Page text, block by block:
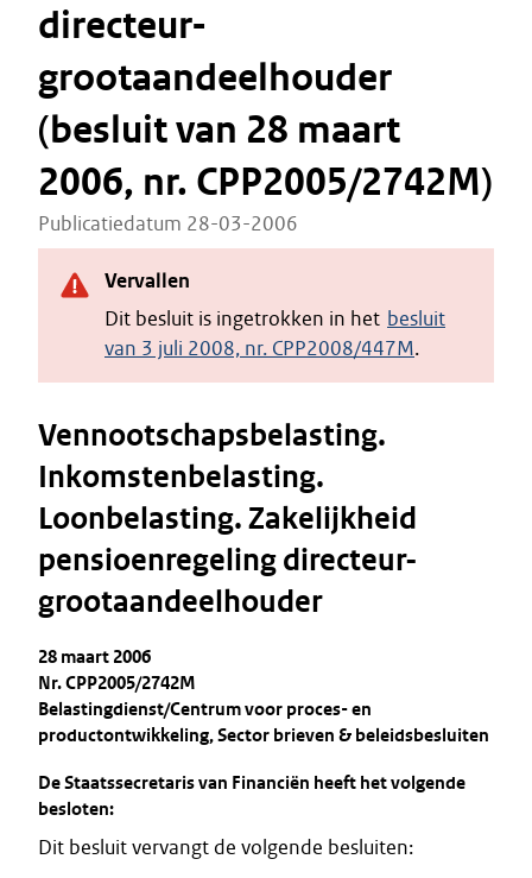
directeur-
grootaandeelhouder
(besluit van 28 maart
2006, nr. CPP2005/2742M)
Publicatiedatum 28-03-2006
Vervallen
Dit besluit is ingetrokken in het besluit
van 3 juli 2008, nr. CPP2008/447M.
Vennootschapsbelasting.
Inkomstenbelasting.
Loonbelasting. Zakelijkheid
pensioenregeling directeur-
grootaandeelhouder
28 maart 2006
Nr. CPP2005/2742M
Belastingdienst/Centrum voor proces- en
productontwikkeling, Sector brieven & beleidsbesluiten
De Staatssecretaris van Financiën heeft het volgende
besloten:
Dit besluit vervangt de volgende besluiten: